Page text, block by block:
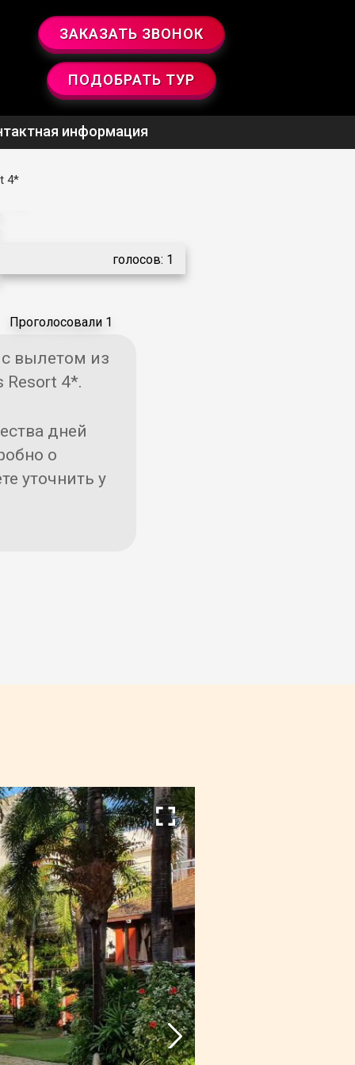
ЗАКАЗАТЬ ЗВОНОК
ПОДОБРАТЬ ТУР
информация
4*
Проголосовали 1
голосов: 1
с вылетом из
Resort 4*.
дней
о
уточнить у